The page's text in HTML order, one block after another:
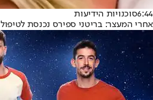
6:44סוכנויות הידיעות
אחרי המעצר: בריטני ספירס נכנסת לטיפול